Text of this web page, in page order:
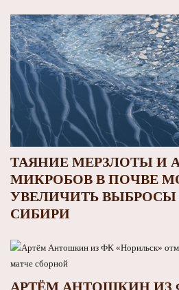
ТАЯНИЕ МЕРЗЛОТЫ И
МИКРОБОВ В ПОЧВЕ
УВЕЛИЧИТЬ ВЫБРОСЫ
СИБИРИ
АРТЁМ АНТОШКИН ИЗ